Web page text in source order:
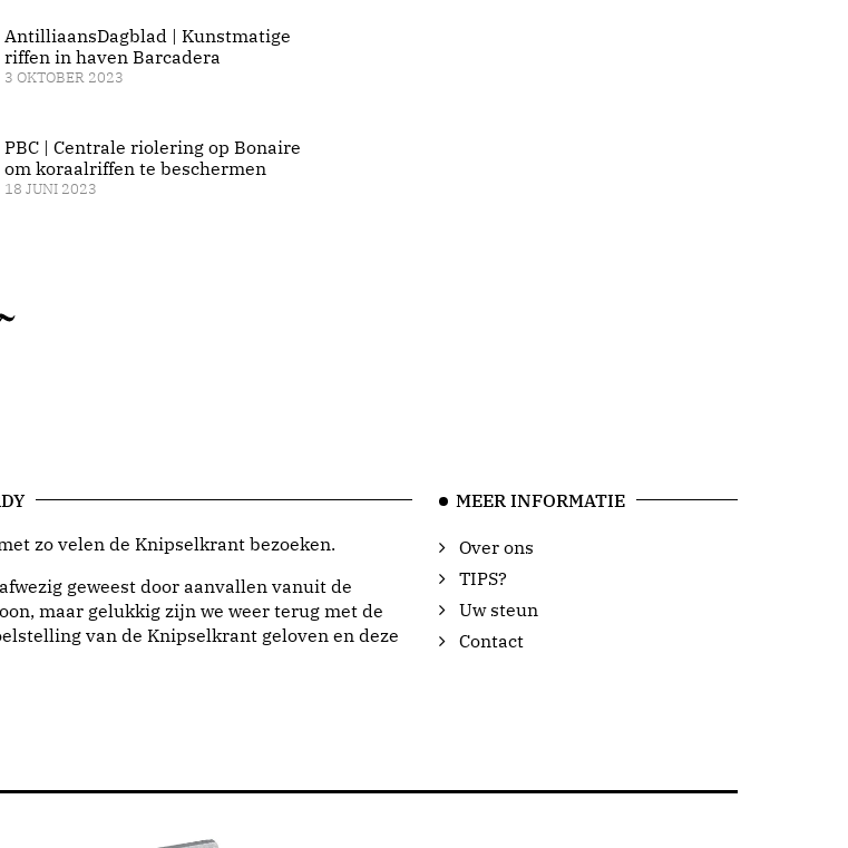
AntilliaansDagblad | Kunstmatige
riffen in haven Barcadera
3 OKTOBER 2023
PBC | Centrale riolering op Bonaire
om koraalriffen te beschermen
18 JUNI 2023
zo velen de Knipselkrant bezoeken.
geweest door aanvallen vanuit de
maar gelukkig zijn we weer terug met de
van de Knipselkrant geloven en deze
MEER INFORMATIE
Over ons
TIPS?
Uw steun
Contact